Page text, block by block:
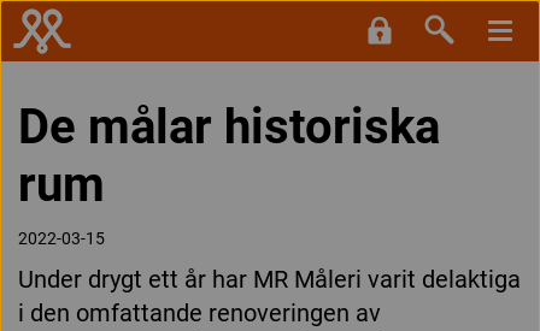
De målar historiska
rum
2022-03-15
Under drygt ett år har MR Måleri varit delaktiga
i den omfattande renoveringen av